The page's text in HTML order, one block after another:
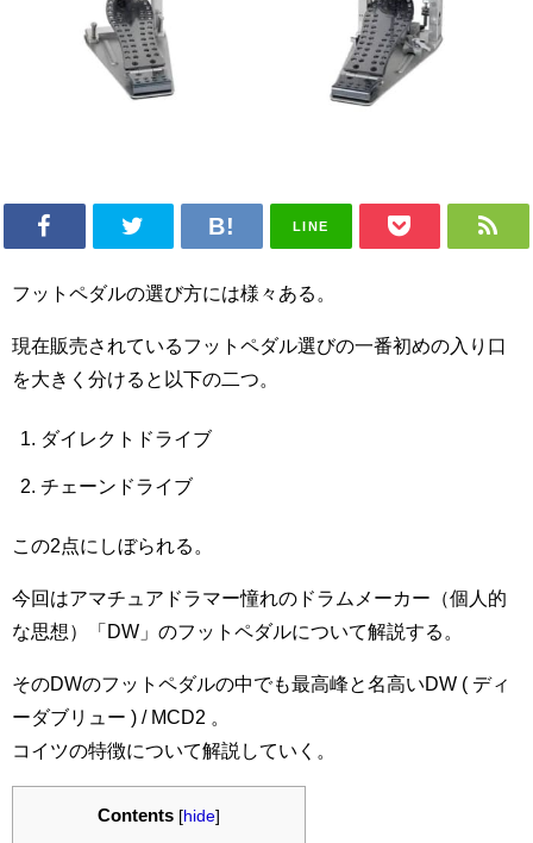
LINE
フットペダルの選び方には様々ある。
現在販売されているフットペダル選びの一番初めの入り口
を大きく分けると以下の二つ。
ダイレクトドライブ
チェーンドライブ
この2点にしぼられる。
今回はアマチュアドラマー憧れのドラムメーカー（個人的
な思想）「DW」のフットペダルについて解説する。
そのDWのフットペダルの中でも最高峰と名高いDW ( ディ
ーダブリュー ) / MCD2 。
コイツの特徴について解説していく。
Contents [hide]